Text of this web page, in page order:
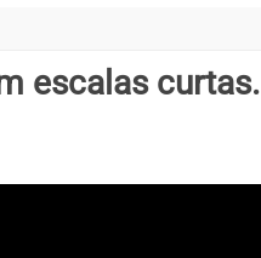
escalas curtas.